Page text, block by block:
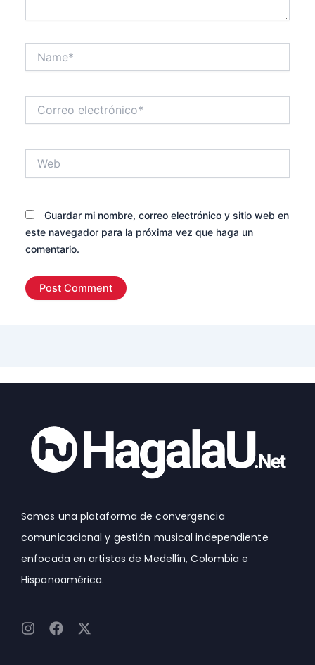
electrónico*
Guardar mi nombre, correo electrónico y sitio web en
este navegador para la próxima vez que haga un
comentario.
Somos una plataforma de convergencia
comunicacional y gestión musical independiente
enfocada en artistas de Medellín, Colombia e
Hispanoamérica.
I
F
X